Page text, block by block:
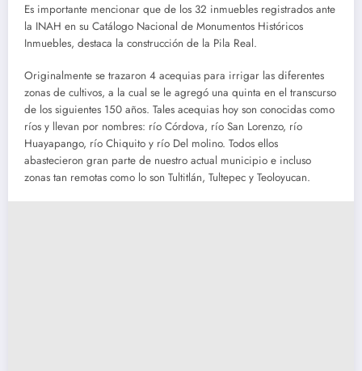
Es importante mencionar que de los 32 inmuebles registrados ante
la INAH en su Catálogo Nacional de Monumentos Históricos
Inmuebles, destaca la construcción de la Pila Real.
Originalmente se trazaron 4 acequias para irrigar las diferentes
zonas de cultivos, a la cual se le agregó una quinta en el transcurso
de los siguientes 150 años. Tales acequias hoy son conocidas como
ríos y llevan por nombres: río Córdova, río San Lorenzo, río
Huayapango, río Chiquito y río Del molino. Todos ellos
abastecieron gran parte de nuestro actual municipio e incluso
zonas tan remotas como lo son Tultitlán, Tultepec y Teoloyucan.